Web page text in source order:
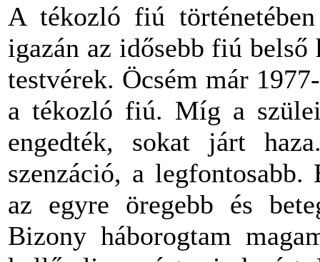
A tékozló fiú
igazán az idősebb fiú
testvérek. Öcsém már
a tékozló fiú. Míg a
engedték, sokat járt
szenzáció, a
az egyre öregebb és
Bizony háborogtam